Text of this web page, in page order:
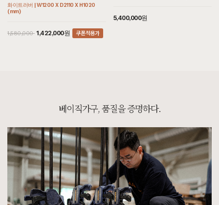
SS/Q/K/SK/EK/LK/CSK/CK/CDK/CLK]
[[블랙라벨매트리스] VVIP블랙 SS/Q/K/EK/LK/KK]
7월 25일 경기 부천 한**고객님 주문제작 설치후기입니다
[[까사] G형 저상형 힐링굿침대 서랍형 SS/Q/K/SK/EK/LK]
7월 25일 경기 부천 한**고객님 주문제작 설치후기입니다
[[커린] 엘리 A형 5단서랍장 : 제이드그린]
7월 25일 충북 진천 이**고객님 주문제작 설치후기입니다
[[블랙러버] 다크 B형 슬라이드책상 다크러버]
7월 25일 충북 진천 이**고객님 설치후기입니다
화이트러버 | W1200 X D2110 X H1020
(mm)
1,580,000 1,422,000원 쿠폰적용가
5,400,000원
베이직가구, 품질을 증명하다.